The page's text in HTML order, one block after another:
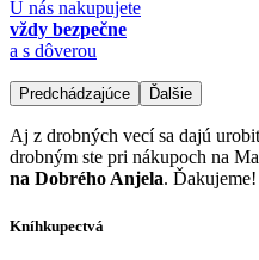
U nás nakupujete
vždy bezpečne
a s dôverou
Predchádzajúce Ďalšie
Aj z drobných vecí sa dajú
drobným ste pri nákupoch na
na Dobrého Anjela. Ďakujeme!
Kníhkupectvá